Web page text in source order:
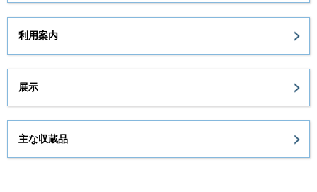
利用案内
展示
主な収蔵品